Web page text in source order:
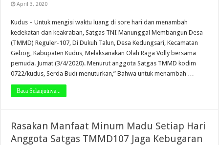
April 3, 2020
Kudus – Untuk mengisi waktu luang di sore hari dan menambah
kedekatan dan keakraban, Satgas TNI Manunggal Membangun Desa
(TMMD) Reguler-107, Di Dukuh Talun, Desa Kedungsari, Kecamatan
Gebog, Kabupaten Kudus, Melaksanakan Olah Raga Volly bersama
pemuda. Jumat (3/4/2020). Menurut anggota Satgas TMMD kodim
0722/kudus, Serda Budi menuturkan,” Bahwa untuk menambah …
Baca Selanjutnya...
Rasakan Manfaat Minum Madu Setiap Hari
Anggota Satgas TMMD107 Jaga Kebugaran